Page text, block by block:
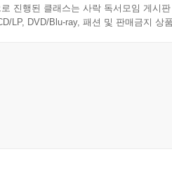
진행된 클래스는 사락 독서모임 게시
LP, DVD/Blu-ray, 패션 및 판매금지 상